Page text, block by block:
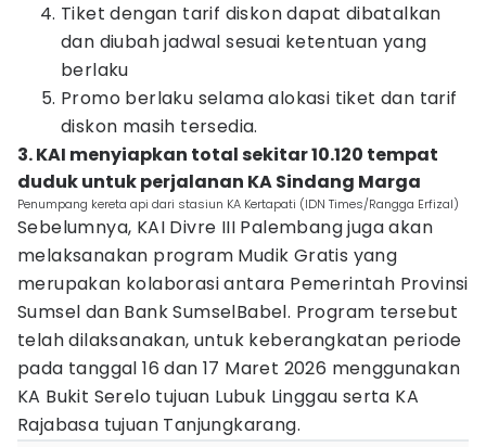
Tiket dengan tarif diskon dapat dibatalkan
dan diubah jadwal sesuai ketentuan yang
berlaku
Promo berlaku selama alokasi tiket dan tarif
diskon masih tersedia.
3. KAI menyiapkan total sekitar 10.120 tempat
duduk untuk perjalanan KA Sindang Marga
Penumpang kereta api dari stasiun KA Kertapati (IDN Times/Rangga Erfizal)
Sebelumnya, KAI Divre III Palembang juga akan
melaksanakan program Mudik Gratis yang
merupakan kolaborasi antara Pemerintah Provinsi
Sumsel dan Bank SumselBabel. Program tersebut
telah dilaksanakan, untuk keberangkatan periode
pada tanggal 16 dan 17 Maret 2026 menggunakan
KA Bukit Serelo tujuan Lubuk Linggau serta KA
Rajabasa tujuan Tanjungkarang.